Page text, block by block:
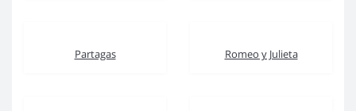
Partagas Romeo y Julieta